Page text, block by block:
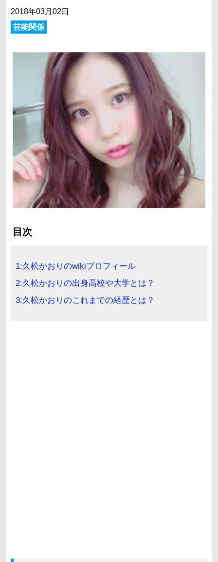
2018年03月02日
芸能関係
目次
1:久松かおりのwikiプロフィール
2:久松かおりの出身高校や大学とは？
3:久松かおりのこれまでの経歴とは？